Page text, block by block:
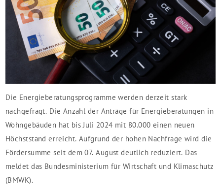
Die Energieberatungsprogramme werden derzeit stark
nachgefragt. Die Anzahl der Anträge für Energieberatungen in
Wohngebäuden hat bis Juli 2024 mit 80.000 einen neuen
Höchststand erreicht. Aufgrund der hohen Nachfrage wird die
Fördersumme seit dem 07. August deutlich reduziert. Das
meldet das Bundesministerium für Wirtschaft und Klimaschutz
(BMWK).